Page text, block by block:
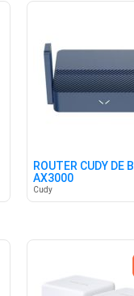
ROUTER CUDY DE
AX3000
Cudy